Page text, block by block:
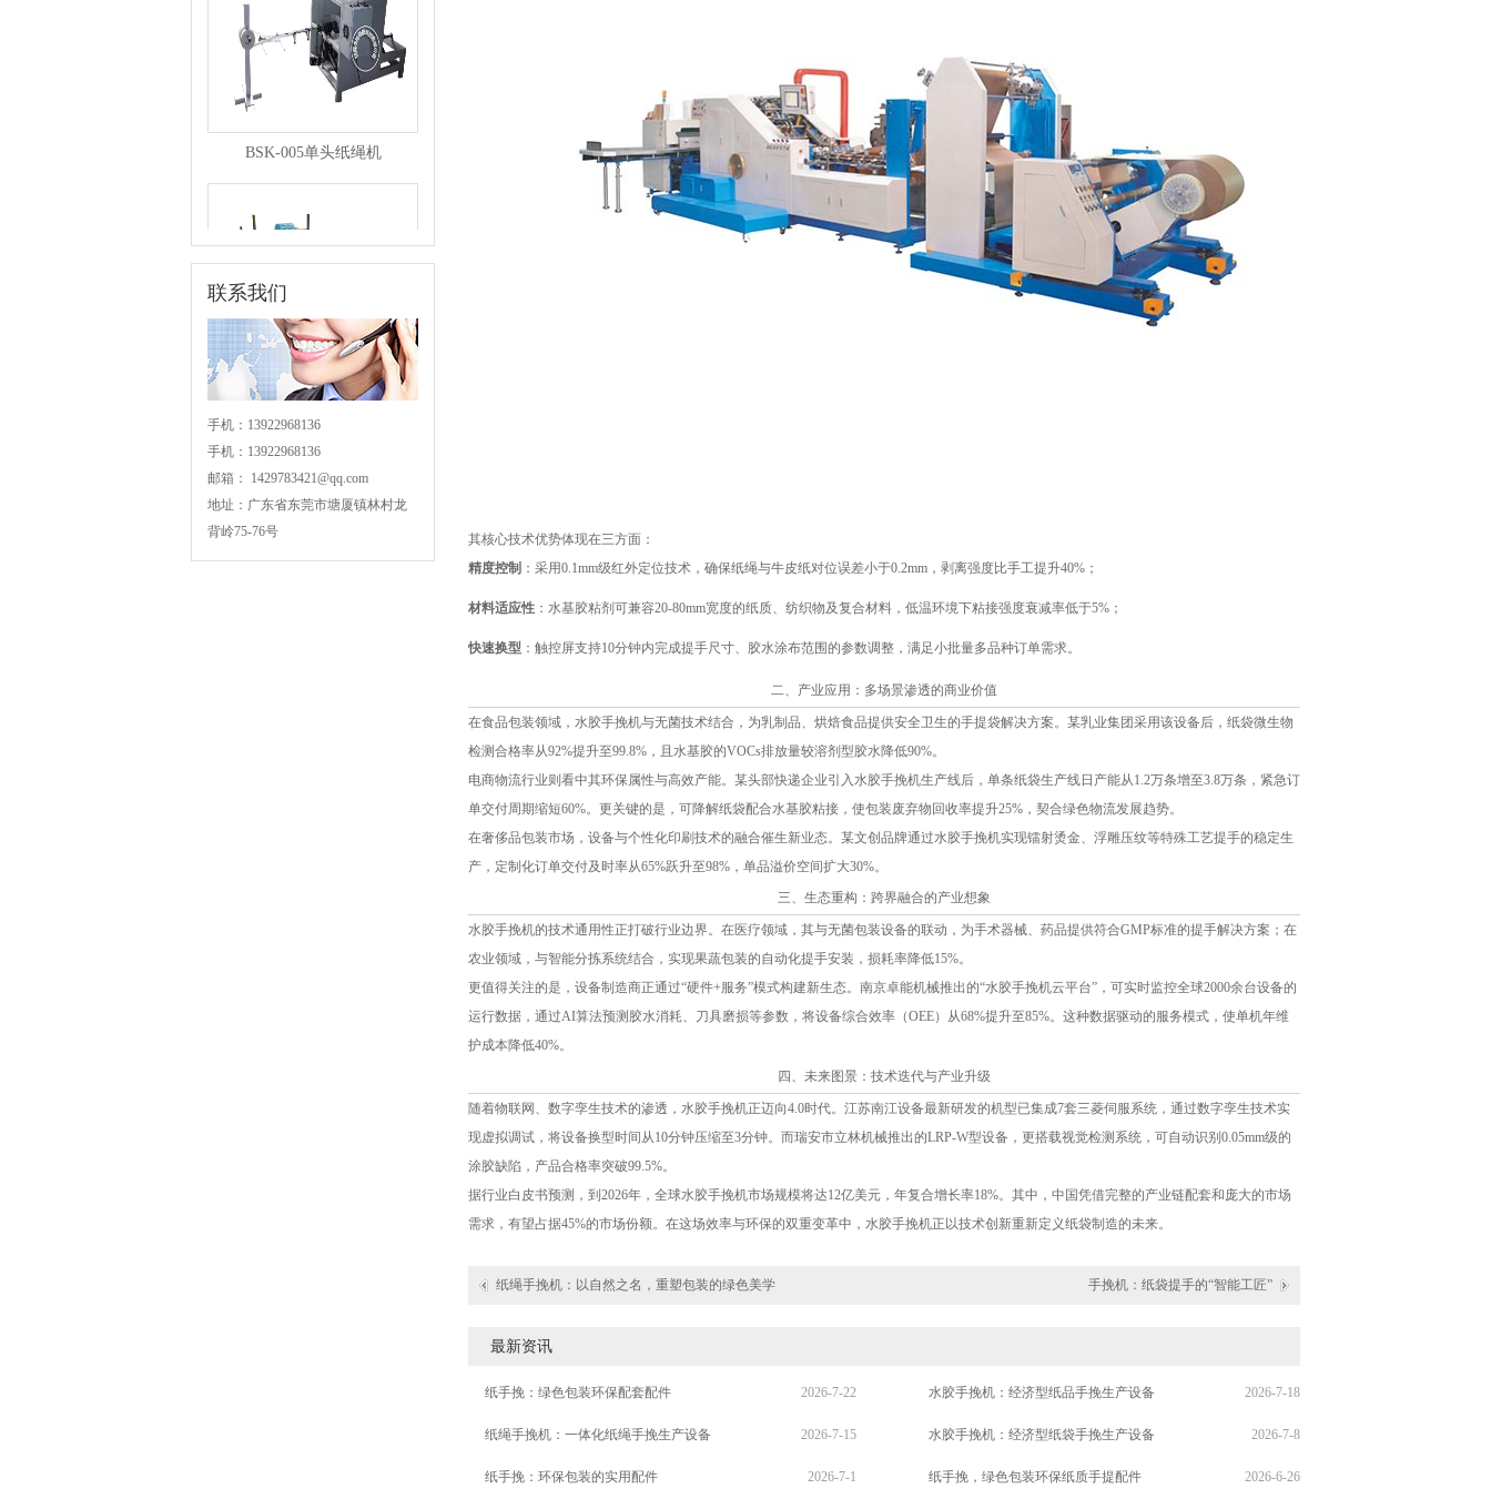
BSK-004分条机
联系我们
手机：13922968136
手机：13922968136
邮箱： 1429783421@qq.com
地址：广东省东莞市塘厦镇林村龙
背岭75-76号
其核心技术优势体现在三方面：
精度控制 ：采用0.1mm级红外定位技术，确保纸绳与牛皮纸对位误差小于0.2mm，剥离强度比手工提升40%；
材料适应性 ：水基胶粘剂可兼容20-80mm宽度的纸质、纺织物及复合材料，低温环境下粘接强度衰减率低于5%；
快速换型 ：触控屏支持10分钟内完成提手尺寸、胶水涂布范围的参数调整，满足小批量多品种订单需求。
二、产业应用：多场景渗透的商业价值
在食品包装领域，水胶手挽机与无菌技术结合，为乳制品、烘焙食品提供安全卫生的手提袋解决方案。某乳业集团采用该设备后，纸袋微生物
检测合格率从92%提升至99.8%，且水基胶的VOCs排放量较溶剂型胶水降低90%。
电商物流行业则看中其环保属性与高效产能。某头部快递企业引入水胶手挽机生产线后，单条纸袋生产线日产能从1.2万条增至3.8万条，紧急订
单交付周期缩短60%。更关键的是，可降解纸袋配合水基胶粘接，使包装废弃物回收率提升25%，契合绿色物流发展趋势。
在奢侈品包装市场，设备与个性化印刷技术的融合催生新业态。某文创品牌通过水胶手挽机实现镭射烫金、浮雕压纹等特殊工艺提手的稳定生
产，定制化订单交付及时率从65%跃升至98%，单品溢价空间扩大30%。
三、生态重构：跨界融合的产业想象
水胶手挽机的技术通用性正打破行业边界。在医疗领域，其与无菌包装设备的联动，为手术器械、药品提供符合GMP标准的提手解决方案；在
农业领域，与智能分拣系统结合，实现果蔬包装的自动化提手安装，损耗率降低15%。
更值得关注的是，设备制造商正通过“硬件+服务”模式构建新生态。南京卓能机械推出的“水胶手挽机云平台”，可实时监控全球2000余台设备的
运行数据，通过AI算法预测胶水消耗、刀具磨损等参数，将设备综合效率（OEE）从68%提升至85%。这种数据驱动的服务模式，使单机年维
护成本降低40%。
四、未来图景：技术迭代与产业升级
随着物联网、数字孪生技术的渗透，水胶手挽机正迈向4.0时代。江苏南江设备最新研发的机型已集成7套三菱伺服系统，通过数字孪生技术实
现虚拟调试，将设备换型时间从10分钟压缩至3分钟。而瑞安市立林机械推出的LRP-W型设备，更搭载视觉检测系统，可自动识别0.05mm级的
涂胶缺陷，产品合格率突破99.5%。
据行业白皮书预测，到2026年，全球水胶手挽机市场规模将达12亿美元，年复合增长率18%。其中，中国凭借完整的产业链配套和庞大的市场
需求，有望占据45%的市场份额。在这场效率与环保的双重变革中，水胶手挽机正以技术创新重新定义纸袋制造的未来。
纸绳手挽机：以自然之名，重塑包装的绿色美学 手挽机：纸袋提手的“智能工匠”
最新资讯
纸手挽：绿色包装环保配套配件 2026-7-22 水胶手挽机：经济型纸品手挽生产设备 2026-7-18
纸绳手挽机：一体化纸绳手挽生产设备 2026-7-15 水胶手挽机：经济型纸袋手挽生产设备 2026-7-8
纸手挽：环保包装的实用配件 2026-7-1 纸手挽，绿色包装环保纸质手提配件 2026-6-26